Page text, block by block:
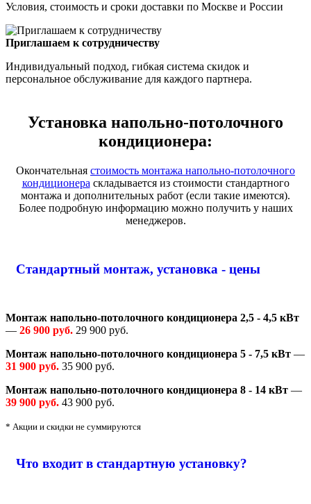
Условия, стоимость и сроки доставки по Москве и России
Приглашаем к сотрудничеству
Индивидуальный подход, гибкая система скидок и
персональное обслуживание для каждого партнера.
Установка напольно-потолочного
кондиционера:
Окончательная стоимость монтажа напольно-потолочного
кондиционера складывается из стоимости стандартного
монтажа и дополнительных работ (если такие имеются).
Более подробную информацию можно получить у наших
менеджеров.
Стандартный монтаж, установка - цены
Монтаж напольно-потолочного кондиционера 2,5 - 4,5 кВт
— 26 900 руб. 29 900 руб.
Монтаж напольно-потолочного кондиционера 5 - 7,5 кВт —
31 900 руб. 35 900 руб.
Монтаж напольно-потолочного кондиционера 8 - 14 кВт —
39 900 руб. 43 900 руб.
* Акции и скидки не суммируются
Что входит в стандартную установку?